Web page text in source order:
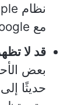
مع Google ليس بهذه السهولة
قد لا
بعض